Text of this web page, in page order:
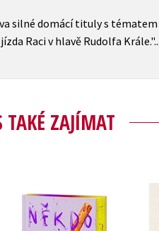
silné domácí tituly s
Raci v hlavě Rudolfa Krále."...
ZAJÍMAT
Někdo to udělat musel
- limitované vydání